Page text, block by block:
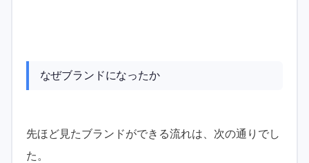
なぜブランドになったか
先ほど見たブランドができる流れは、次の通りでし
た。